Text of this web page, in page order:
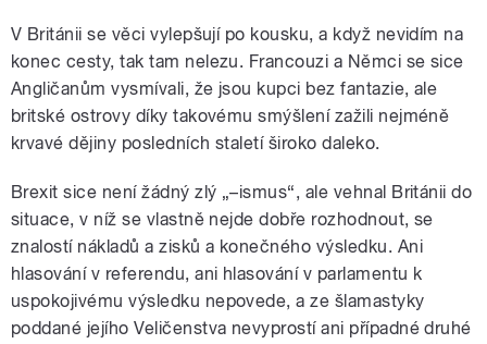
V Británii se věci vylepšují po kousku, a když nevidím na
konec cesty, tak tam nelezu. Francouzi a Němci se sice
Angličanům vysmívali, že jsou kupci bez fantazie, ale
britské ostrovy díky takovému smýšlení zažili nejméně
krvavé dějiny posledních staletí široko daleko.
Brexit sice není žádný zlý „–ismus“, ale vehnal Británii do
situace, v níž se vlastně nejde dobře rozhodnout, se
znalostí nákladů a zisků a konečného výsledku. Ani
hlasování v referendu, ani hlasování v parlamentu k
uspokojivému výsledku nepovede, a ze šlamastyky
poddané jejího Veličenstva nevyprostí ani případné druhé